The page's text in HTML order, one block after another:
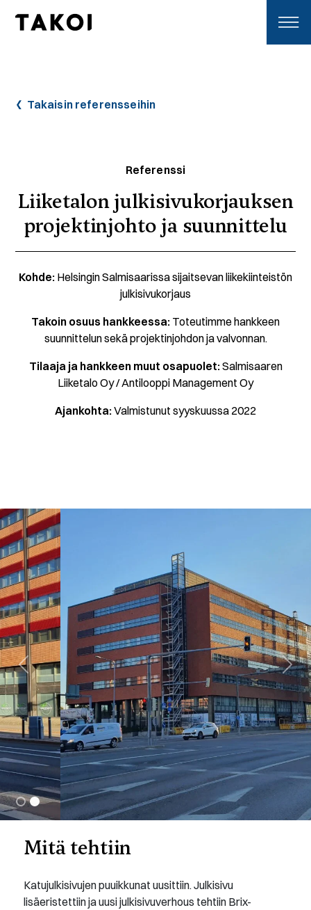
Toggle navigation
Takaisin referensseihin
Referenssi
Liiketalon julkisivukorjauksen
projektinjohto ja suunnittelu
Kohde: Helsingin Salmisaarissa sijaitsevan liikekiinteistön
julkisivukorjaus
Takoin osuus hankkeessa: Toteutimme hankkeen
suunnittelun sekä projektinjohdon ja valvonnan.
Tilaaja ja hankkeen muut osapuolet:Salmisaaren
Liiketalo Oy / Antilooppi Management Oy
Ajankohta:Valmistunut syyskuussa 2022
Previous Next
Mitä tehtiin
Katujulkisivujen puuikkunat uusittiin. Julkisivu
lisäeristettiin ja uusi julkisivuverhous tehtiin Brix-